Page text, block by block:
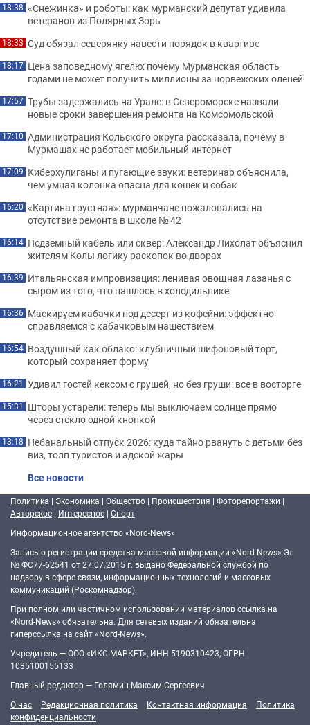
18:38 «Снежинка» и роботы: как мурманский депутат удивила
ветеранов из Полярных Зорь
18:33 Суд обязал северянку навести порядок в квартире
18:17 Цена заповедному ягелю: почему Мурманская область
годами не может получить миллионы за норвежских оленей
17:57 Трубы задержались на Урале: в Североморске назвали
новые сроки завершения ремонта на Комсомольской
17:10 Администрация Кольского округа рассказала, почему в
Мурмашах не работает мобильный интернет
17:09 Киберхулиганы и пугающие звуки: ветеринар объяснила,
чем умная колонка опасна для кошек и собак
16:20 «Картина грустная»: мурманчане пожаловались на
отсутствие ремонта в школе № 42
16:14 Подземный кабель или сквер: Александр Лихолат объяснил
жителям Колы логику раскопок во дворах
16:39 Итальянская импровизация: ленивая овощная лазанья с
сыром из того, что нашлось в холодильнике
16:36 Маскируем кабачки под десерт из кофейни: эффектно
справляемся с кабачковым нашествием
16:54 Воздушный как облако: клубничный шифоновый торт,
который сохраняет форму
16:21 Удивил гостей кексом с грушей, но без груши: все в восторге
15:31 Шторы устарели: теперь мы выключаем солнце прямо
через стекло одной кнопкой
13:18 Небанальный отпуск 2026: куда тайно рвануть с детьми без
виз, толп туристов и адской жары
Все новости
Политика | Экономика | Общество | Происшествия | Фоторепортажи |
Авторское | Интересное | Спорт
Информационное агентство «Nord-News»
Запись о регистрации средства массовой информации «Nord-News» Эл
№ ФС77-62541 от 27.07.2015 г. выдано Федеральной службой по
надзору в сфере связи, информационных технологий и массовых
коммуникаций (Роскомнадзор).
При полном или частичном использовании материалов ссылка на
«Nord-News» обязательна. Для сетевых изданий обязательна
гиперссылка на сайт «Nord-News».
Учредитель — ООО «ИКС-МАРКЕТ», ИНН 5190310423, ОГРН
1035100155133
Главный редактор — Голямин Максим Сергеевич
О нас
Редакционная политика Контактная информация
Политика
конфиденциальности